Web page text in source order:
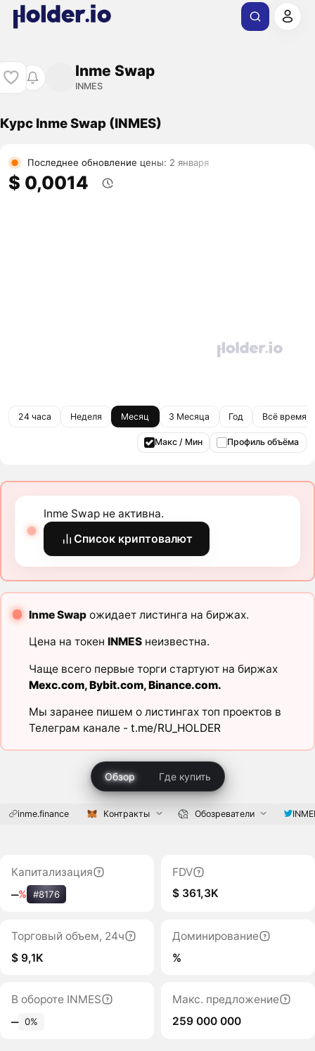
Inme Swap
INMES
Курс Inme Swap (INMES)
Последнее обновление цены: 2 января
$ 0,0014
24 часа Неделя Месяц 3 Месяца Год Всё время
Макс / Мин Профиль объёма
Inme Swap не активна.
Список криптовалют
Inme Swapожидает листинга на биржах.
Цена на токен INMESнеизвестна.
Чаще всего первые торги стартуют на биржах
Mexc.com,Bybit.com,Binance.com.
Мы заранее пишем о листингах топ проектов в
Телеграм канале - t.me/RU_HOLDER
Обзор Где купить
inme.finance Контракты Обозреватели
Капитализация
‒% #8176
FDV
$ 361,3K
Торговый объем, 24ч
$ 9,1K
Доминирование
%
В обороте INMES
‒ 0%
Макс. предложение
259 000 000